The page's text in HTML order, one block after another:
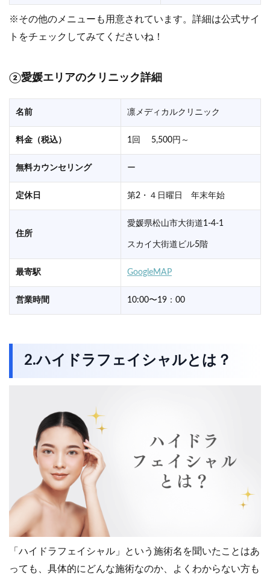
※その他のメニューも用意されています。詳細は公式サイ
トをチェックしてみてくださいね！
②愛媛エリアのクリニック詳細
名前 凛メディカルクリニック
料金（税込） 1回 5,500円～
無料カウンセリング ー
定休日 第2・４日曜日 年末年始
住所
愛媛県松山市大街道1-4-1
スカイ大街道ビル5階
最寄駅 GoogleMAP
営業時間 10:00〜19：00
2.ハイドラフェイシャルとは？
「ハイドラフェイシャル」という施術名を聞いたことはあ
っても、具体的にどんな施術なのか、よくわからない方も